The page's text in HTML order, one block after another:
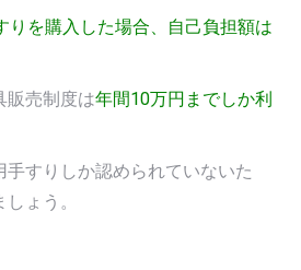
りを購入した場合、自己負担額は
販売制度は年間10万円までしか利
手すりしか認められていないた
ょう。